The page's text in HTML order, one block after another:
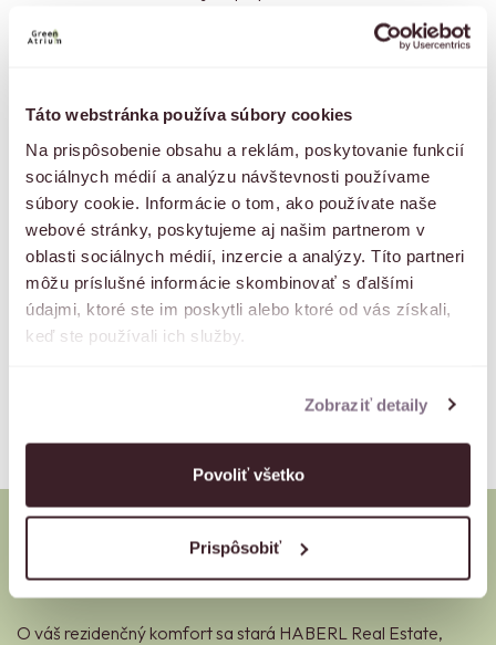
Táto webstránka používa súbory cookies
Na prispôsobenie obsahu a reklám, poskytovanie funkcií
sociálnych médií a analýzu návštevnosti používame
súbory cookie. Informácie o tom, ako používate naše
webové stránky, poskytujeme aj našim partnerom v
oblasti sociálnych médií, inzercie a analýzy. Títo partneri
môžu príslušné informácie skombinovať s ďalšími
údajmi, ktoré ste im poskytli alebo ktoré od vás získali,
keď ste používali ich služby.
Zobraziť detaily
Povoliť všetko
Prispôsobiť
rokov posúvame štandardy realitného developmentu na
slovenskom trhu. Naše projekty charakterizuje symbióza s
Autori projektu
O váš rezidenčný komfort sa stará HABERL Real Estate,